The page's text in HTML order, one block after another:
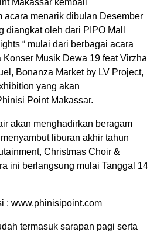
acara menarik dibulan Desember
diangkat oleh dari PIPO Mall
“ mulai dari berbagai acara
Musik Dewa 19 feat Virzha
Bonanza Market by LV Project,
yang akan
Point Makassar.
akan menghadirkan beragam
liburan akhir tahun
Christmas Choir &
ini berlangsung mulai Tanggal 14
: www.phinisipoint.com
termasuk sarapan pagi serta